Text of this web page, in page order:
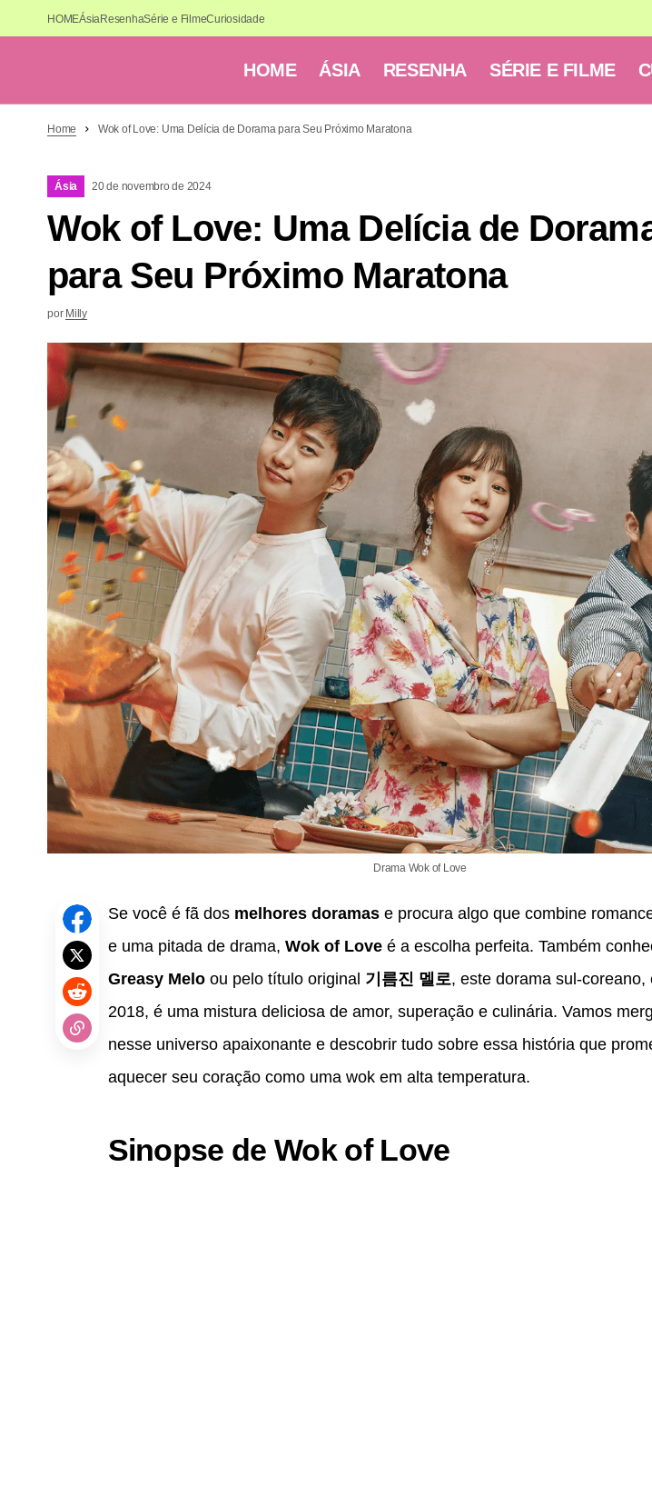
HOMEÁsiaResenhaSérie e FilmeCuriosidade
HOME ÁSIA RESENHA SÉRIE E FILME
Home Wok of Love: Uma Delícia de Dorama para Seu Próximo Maratona
Ásia 20 de novembro de 2024
Wok of Love: Uma Delícia de
para Seu Próximo Maratona
por Milly
Drama Wok of Love
Se você é fã dos melhores doramase procura algo que combine
e uma pitada de drama, Wok of Loveé a escolha perfeita. Também
Greasy Meloou pelo título original 기름진 멜로, este dorama sul-coreano,
2018, é uma mistura deliciosa de amor, superação e culinária. Vamos
nesse universo apaixonante e descobrir tudo sobre essa história que
aquecer seu coração como uma wok em alta temperatura.
Sinopse de Wok of Love